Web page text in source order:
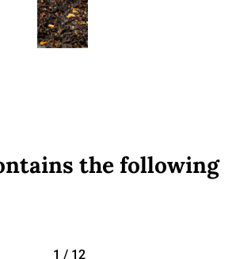
the following
1 / 12